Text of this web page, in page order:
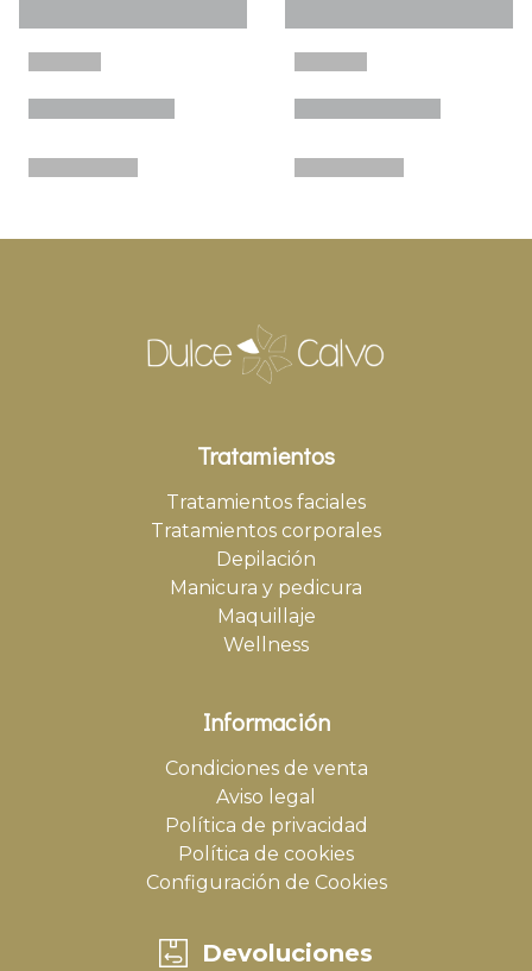
Tratamientos
Tratamientos faciales
Tratamientos corporales
Depilación
Manicura y pedicura
Maquillaje
Wellness
Información
Condiciones de venta
Aviso legal
Política de privacidad
Política de cookies
Configuración de Cookies
Devoluciones